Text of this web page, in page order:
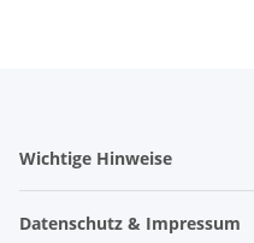
Wichtige Hinweise
Datenschutz & Impressum